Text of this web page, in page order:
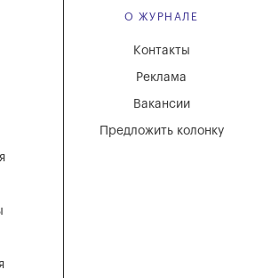
О ЖУРНАЛЕ
Вакансии
Реклама
Контакты
Предложить колонку